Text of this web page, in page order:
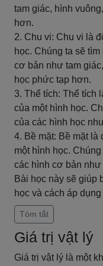
tam giác, hình
hơn.
2. Chu vi: Chu vi là
học. Chúng ta sẽ
cơ bản như tam
học phức tạp hơn.
3. Thể tích: Thể tích
của một hình học.
của các hình học
4. Bề mặt: Bề mặt là
một hình học.
các hình cơ bản như
Bài học này sẽ giúp
học và cách áp
Tóm tắt
Giá trị vật lý
Giá trị vật lý là một